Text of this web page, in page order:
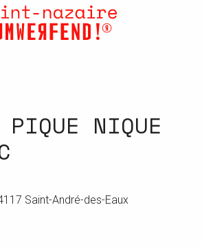
NIQUE
Saint-André-des-Eaux